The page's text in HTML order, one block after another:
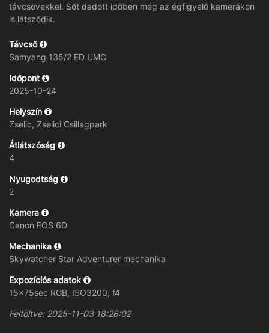
távcsövekkel. Sőt dadott időben még az égfigyelő kamerákon
is látszódik.
Távcső
Samyang 135/2 ED UMC
Időpont
2025-10-24
Helyszín
Zselic, Zselici Csillagpark
Átlátszóság
4
Nyugodtság
2
Kamera
Canon EOS 6D
Mechanika
Skywatcher Star Adventurer mechanika
Expozíciós adatok
15x75sec RGB, ISO3200, f4
Feltöltve: 2025-11-03 18:26:02